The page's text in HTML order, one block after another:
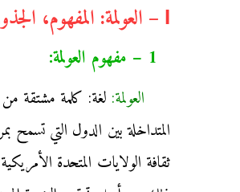
І – العولمة: المفهوم، الجذور التاريخية، المظاهر والأشكال:
1 – مفهوم العولمة:
العولمة:
المتداخلة بين الدول التي
ثقافة الولايات المتحدة